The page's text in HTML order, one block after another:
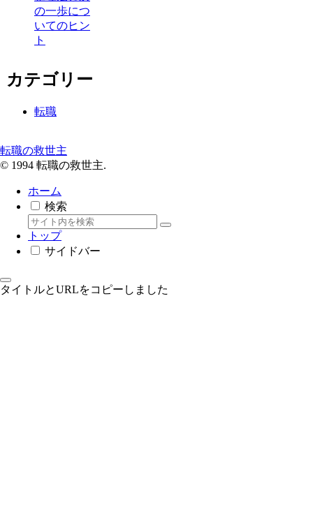
の一歩につ
いてのヒン
ト
カテゴリー
転職
転職の救世主
© 1994 転職の救世主.
ホーム
検索
トップ
サイドバー
タイトルとURLをコピーしました